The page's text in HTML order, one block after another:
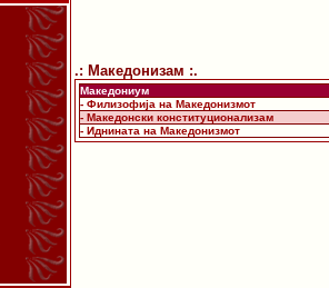
.: Македонизам :.
Македониум
- Филизофија на Македонизмот
- Македонски конституционализам
- Иднината на Македонизмот